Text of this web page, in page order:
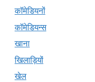
कॉमेडियनों
कॉमेडियन्स
खाना
खिलाड़ियों
खेल